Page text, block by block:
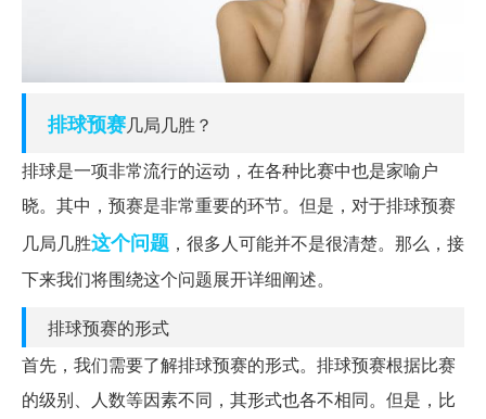
排球预赛几局几胜？
排球是一项非常流行的运动，在各种比赛中也是家喻户
晓。其中，预赛是非常重要的环节。但是，对于排球预赛
几局几胜这个问题 ，很多人可能并不是很清楚。那么，接
下来我们将围绕这个问题展开详细阐述。
排球预赛的形式
首先，我们需要了解排球预赛的形式。排球预赛根据比赛
的级别、人数等因素不同，其形式也各不相同。但是，比